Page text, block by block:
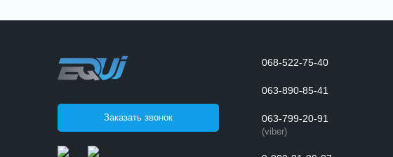
Заказать звонок
068-522-75-40
063-890-85-41
063-799-20-91
(viber)